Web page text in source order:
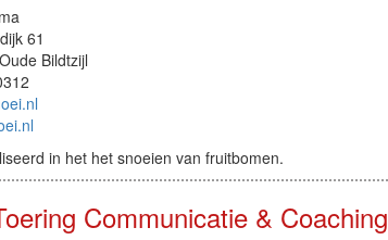
61
Bildtzijl
in het het snoeien van fruitbomen.
Communicatie & Coaching